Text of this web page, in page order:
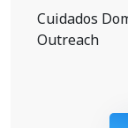
Cuidados
Outreach